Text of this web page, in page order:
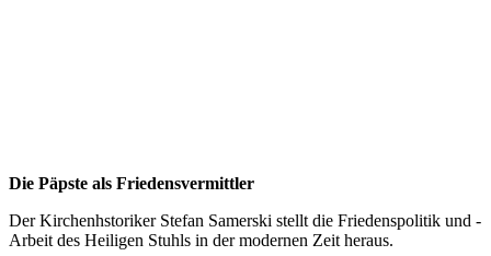
Die Päpste als Friedensvermittler
Der Kirchenhstoriker Stefan Samerski stellt die Friedenspolitik und -
Arbeit des Heiligen Stuhls in der modernen Zeit heraus.